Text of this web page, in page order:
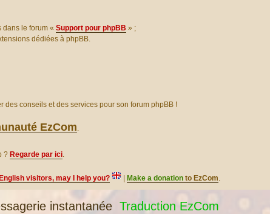
dans le forum « Support pour phpBB » ;
dédiées à phpBB.
des conseils et des services pour son forum phpBB !
EzCom.
? Regarde par ici.
English visitors, may I help you? Make a donation to EzCom.
instantanée Traduction EzCom